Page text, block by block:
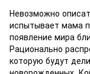
Невозможно
испытывает мама
появление мира
Рационально
которую будут